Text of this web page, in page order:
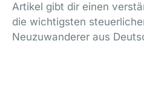
Artikel gibt dir einen
die wichtigsten
Neuzuwanderer aus